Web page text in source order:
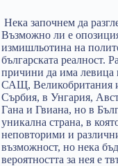
Нека започнем да
Възможно ли е
измишльотина на
българската реалност.
причини да има левица
САЩ, Великобритания
Сърбия, в Унгария,
Гана и Гвиана, но в
уникална страна, в
неповторими и
възможност, но нека
вероятността за нея е